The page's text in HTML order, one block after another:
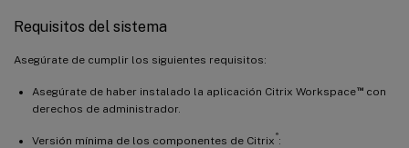
Requisitos del sistema
Asegúrate de cumplir los siguientes requisitos:
Asegúrate de haber instalado la aplicación Citrix Workspace™con
derechos de administrador.
Versión mínima de los componentes de Citrix ®: